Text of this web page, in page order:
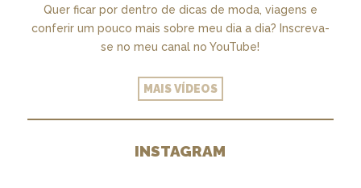
Quer ficar por dentro de dicas de moda, viagens e
conferir um pouco mais sobre meu dia a dia? Inscreva-
se no meu canal no YouTube!
MAIS VÍDEOS
INSTAGRAM